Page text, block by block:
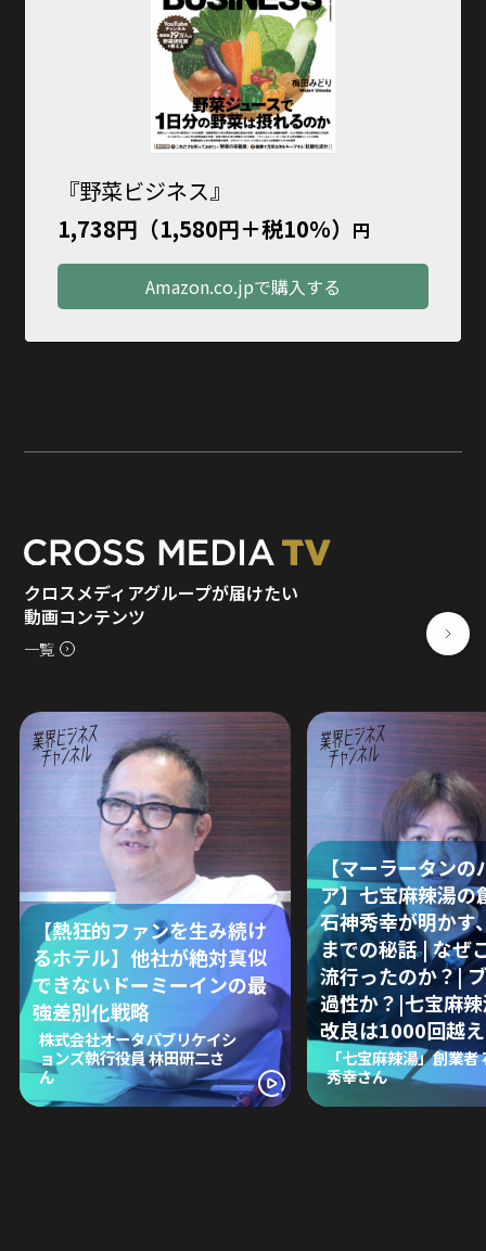
『野菜ビジネス』
1,738円（1,580円＋税10％） 円
Amazon.co.jpで購入する
クロスメディアグループが届けたい
動画コンテンツ
一覧
【熱狂的ファンを生み続け
るホテル】他社が絶対真似
できないドーミーインの最
強差別化戦略
株式会社オータパブリケイシ
ョンズ執行役員 林田研二さ
ん
【マーラータン
ア】七宝麻辣湯の
石神秀幸が明かす
までの秘話 | なぜ
流行ったのか？|
過性か？|七宝麻
改良は1000回越
「七宝麻辣湯」創業者
秀幸さん